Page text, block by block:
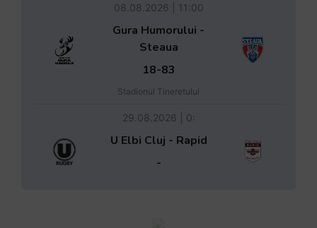
08.08.2026 | 11:00
Gura Humorului -
Steaua
18-83
Stadionul Tineretului
29.08.2026 | 0:
U Elbi Cluj - Rapid
-